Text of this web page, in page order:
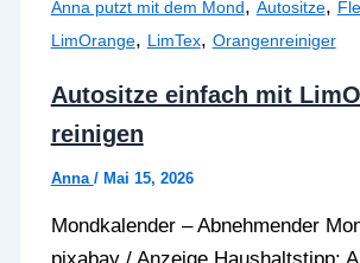
Anna putzt mit dem Mond, Autositze,
LimOrange, LimTex, Orangenreiniger
Autositze einfach mit
reinigen
Anna / Mai 15, 2026
Mondkalender – Abnehmender